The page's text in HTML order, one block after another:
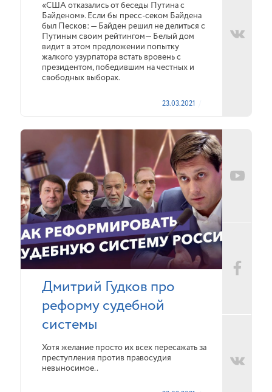
«США отказались от беседы Путина с
Байденом». Если бы пресс-секом Байдена
был Песков: — Байден решил не делиться с
Путиным своим рейтингом— Белый дом
видит в этом предложении попытку
жалкого узурпатора встать вровень с
президентом, победившим на честных и
свободных выборах.
23.03.2021
Дмитрий Гудков про
реформу судебной
системы
Хотя желание просто их всех пересажать за
преступления против правосудия
невыносимое..